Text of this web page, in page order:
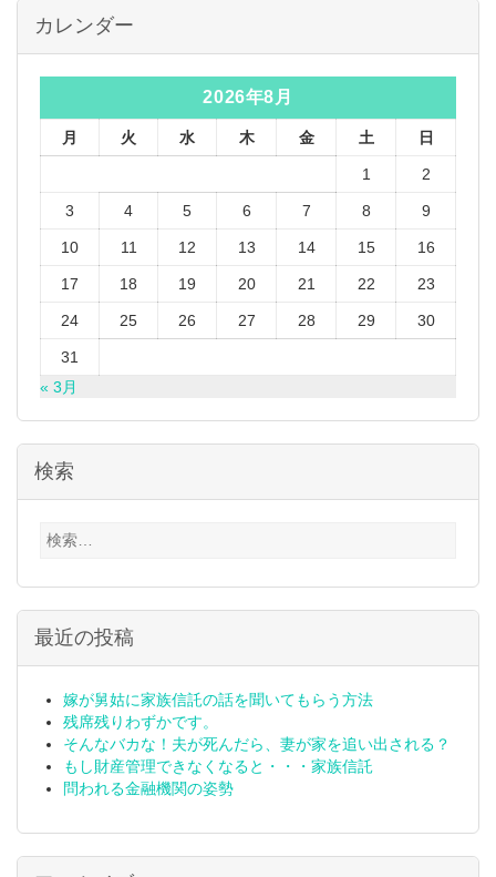
カレンダー
2026年8月
月 火 水 木 金 土 日
1 2
3 4 5 6 7 8 9
10 11 12 13 14 15 16
17 18 19 20 21 22 23
24 25 26 27 28 29 30
31
« 3月
検索
検
最近の投稿
嫁が舅姑に家族信託の話を聞いてもらう方法
残席残りわずかです。
そんなバカな！夫が死んだら、妻が家を追い出される？
もし財産管理できなくなると・・・家族信託
問われる金融機関の姿勢